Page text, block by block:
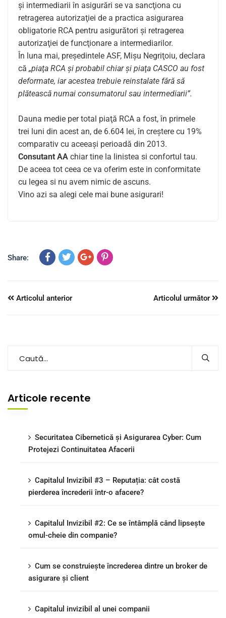
şi intermediarii în asigurări se va sancţiona cu
retragerea autorizaţiei de a practica asigurarea
obligatorie RCA pentru asigurători şi retragerea
autorizaţiei de funcţionare a intermediarilor.
În luna mai, preşedintele ASF, Mişu Negriţoiu, declara
că „piaţa RCA şi probabil chiar şi piaţa CASCO au fost
deformate, iar acestea trebuie reinstalate fără să
plătească numai consumatorul sau intermediarii”.
Dauna medie per total piaţă RCA a fost, în primele
trei luni din acest an, de 6.604 lei, în creştere cu 19%
comparativ cu aceeaşi perioadă din 2013.
Consutant AA chiar tine la linistea si confortul tau.
De aceea tot ceea ce va oferim este in conformitate
cu legea si nu avem nimic de ascuns.
Vino azi sa alegi cele mai bune asigurari!
Share:
Articolul anterior Articolul următor
Articole recente
Securitatea Cibernetică și Asigurarea Cyber: Cum
Protejezi Continuitatea Afacerii
Capitalul Invizibil #3 – Reputația: cât costă
pierderea încrederii într-o afacere?
Capitalul Invizibil #2: Ce se întâmplă când lipsește
omul-cheie din companie?
Cum se construiește încrederea dintre un broker de
asigurare și client
Capitalul invizibil al unei companii